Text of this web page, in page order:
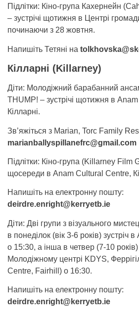
Підлітки: Кіно-група Кахернейн
– зустрічі щотижня в Центрі
починаючи з 28 жовтня.
Напишіть Тетяні на
Кілларні (Killarney)
Діти: Молодіжний барабанний
THUMP! – зустрічі щотижня в
Кілларні.
Зв’яжіться з Marian, Torc Family
marianballyspillanefrc@gmail.com
Підлітки: Кіно-група (Killarney Film
щосереди в Anam Cultural Centre,
Напишіть на електронну пошту:
deirdre.enright@kerryetb.ie
Діти: Дві групи з візуального
в понеділок (вік 3-6 років) зустріч
о 15:30, а інша в четвер (7-10 років)
Молодіжному центрі KDYS,
Centre, Fairhill) о 16:30.
Напишіть на електронну пошту:
deirdre.enright@kerryetb.ie